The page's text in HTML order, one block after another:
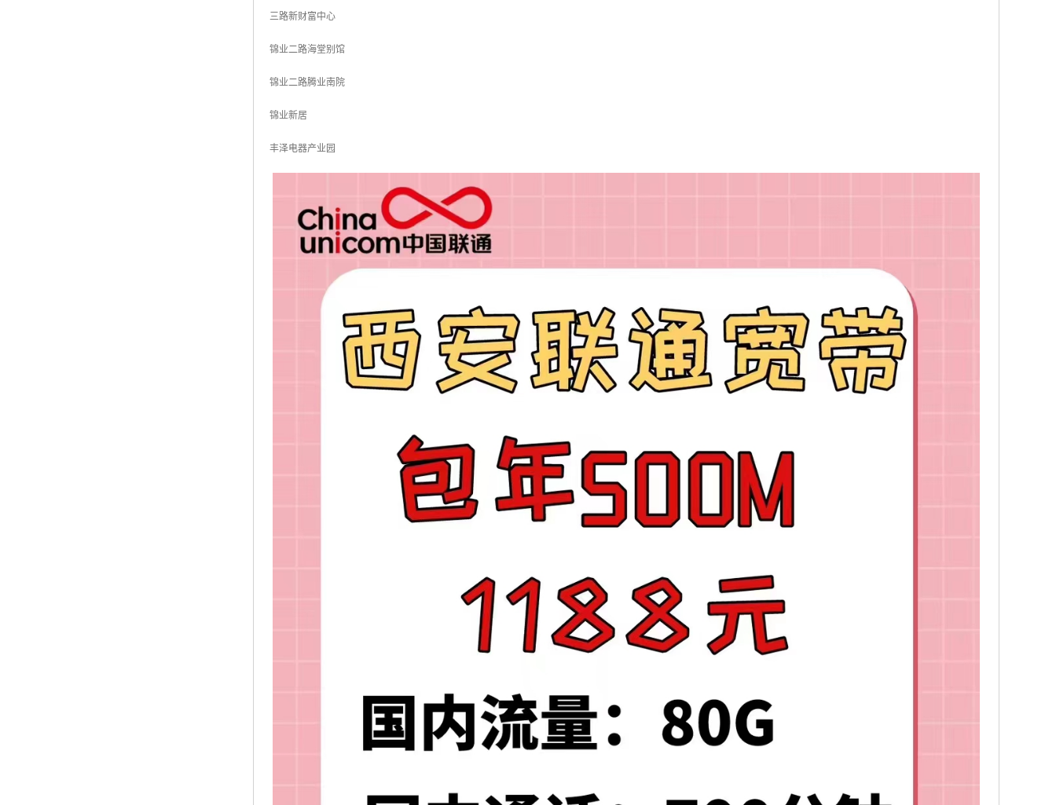
三路新财富中心
锦业二路海堂别馆
锦业二路腾业南院
锦业新居
丰泽电器产业园